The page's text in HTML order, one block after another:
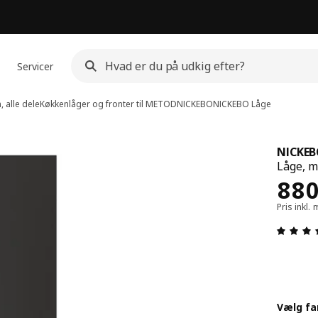
Servicer
alle deleKøkkenlåger og fronter til METODNICKEBONICKEBO Låge
Låge,
880
Pris inkl.
Vælg